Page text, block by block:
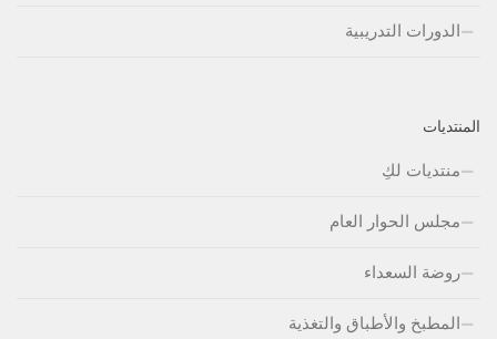
الدورات التدريبية
المنتديات
منتديات لكِ
مجلس الحوار العام
روضة السعداء
المطبخ والأطباق والتغذية